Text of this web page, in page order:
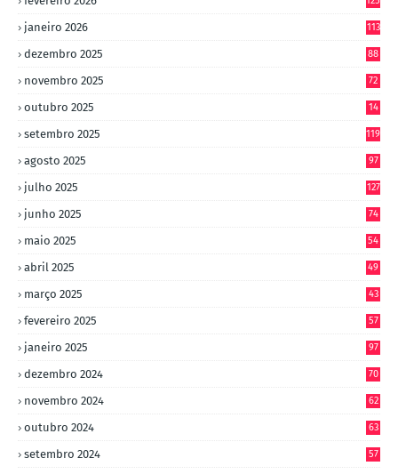
janeiro 2026 113
dezembro 2025 88
novembro 2025 72
outubro 2025
14
setembro 2025 119
agosto 2025 97
julho 2025 127
junho 2025 74
maio 2025 54
abril 2025 49
março 2025 43
fevereiro 2025 57
janeiro 2025 97
dezembro 2024 70
novembro 2024 62
outubro 2024 63
setembro 2024 57